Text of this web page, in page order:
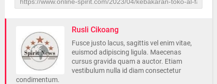
Rusli Cikoang
Fusce justo lacus, sagittis vel enim vitae,
euismod adipiscing ligula. Maecenas
cursus gravida quam a auctor. Etiam
vestibulum nulla id diam consectetur
condimentum.